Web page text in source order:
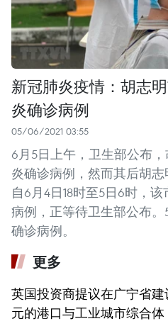
新冠肺炎疫情：胡志
炎确诊病例
05/06/2021 03:55
6月5日上午，卫生部公布
炎确诊病例，然而其后胡志
自6月4日18时至5日6时，
病例，正等待卫生部公布
确诊病例。
更多
英国投资商提议在广宁省建
元的港口与工业城市综合体